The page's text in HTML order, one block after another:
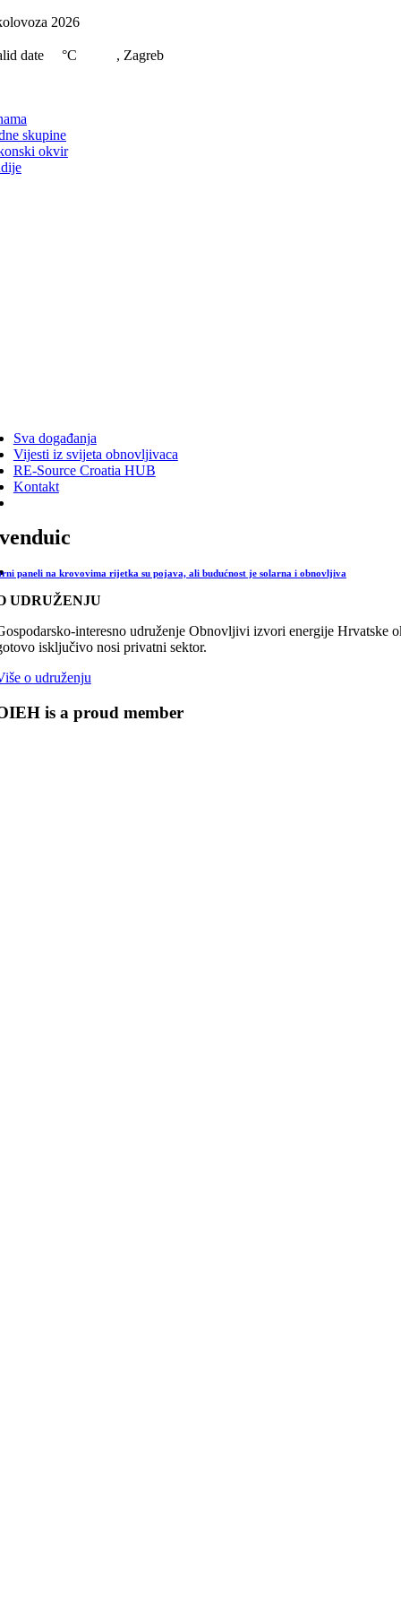
Skip
content
2026
date °C , Zagreb
skupine
okvir
Sva događanja
Vijesti iz svijeta obnovljivaca
RE-Source Croatia HUB
Kontakt
paneli na krovovima rijetka su pojava, ali budućnost je solarna i obnovljiva
UDRUŽENJU
interesno udruženje Obnovljivi izvori energije
isključivo nosi privatni sektor.
o udruženju
is a proud member